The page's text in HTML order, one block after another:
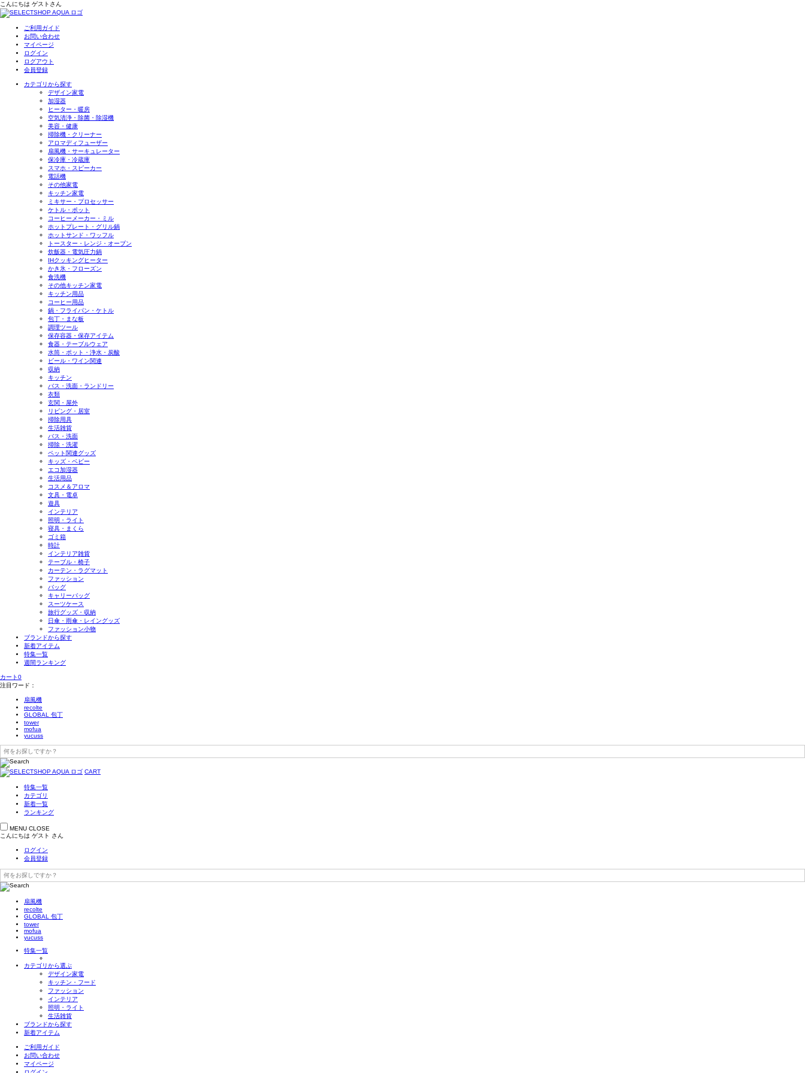
こんにちは ゲスト さん
ご利用ガイド
お問い合わせ
マイページ
ログイン
ログアウト
会員登録
カテゴリから探す
デザイン家電
加湿器
ヒーター・暖房
空気清浄・除菌・除湿機
美容・健康
掃除機・クリーナー
アロマディフューザー
扇風機・サーキュレーター
保冷庫・冷蔵庫
スマホ・スピーカー
電話機
その他家電
キッチン家電
ミキサー・プロセッサー
ケトル・ポット
コーヒーメーカー・ミル
ホットプレート・グリル鍋
ホットサンド・ワッフル
トースター・レンジ・オーブン
炊飯器・電気圧力鍋
IHクッキングヒーター
かき氷・フローズン
食洗機
その他キッチン家電
キッチン用品
コーヒー用品
鍋・フライパン・ケトル
包丁・まな板
調理ツール
保存容器・保存アイテム
食器・テーブルウェア
水筒・ポット・浄水・炭酸
ビール・ワイン関連
収納
キッチン
バス・洗面・ランドリー
衣類
玄関・屋外
リビング・居室
掃除用具
生活雑貨
バス・洗面
掃除・洗濯
ペット関連グッズ
キッズ・ベビー
エコ加湿器
生活用品
コスメ＆アロマ
文具・電卓
遊具
インテリア
照明・ライト
寝具・まくら
ゴミ箱
時計
インテリア雑貨
テーブル・椅子
カーテン・ラグマット
ファッション
バッグ
キャリーバッグ
スーツケース
旅行グッズ・収納
日傘・雨傘・レイングッズ
ファッション小物
ブランドから探す
新着アイテム
特集一覧
週間ランキング
カート0
注目ワード：
扇風機
recolte
GLOBAL 包丁
tower
mofua
yucuss
CART
特集一覧
カテゴリ
新着一覧
ランキング
MENU CLOSE
こんにちは ゲスト さん
ログイン
会員登録
扇風機
recolte
GLOBAL 包丁
tower
mofua
yucuss
特集一覧
カテゴリから選ぶ
デザイン家電
キッチン・フード
ファッション
インテリア
照明・ライト
生活雑貨
ブランドから探す
新着アイテム
ご利用ガイド
お問い合わせ
マイページ